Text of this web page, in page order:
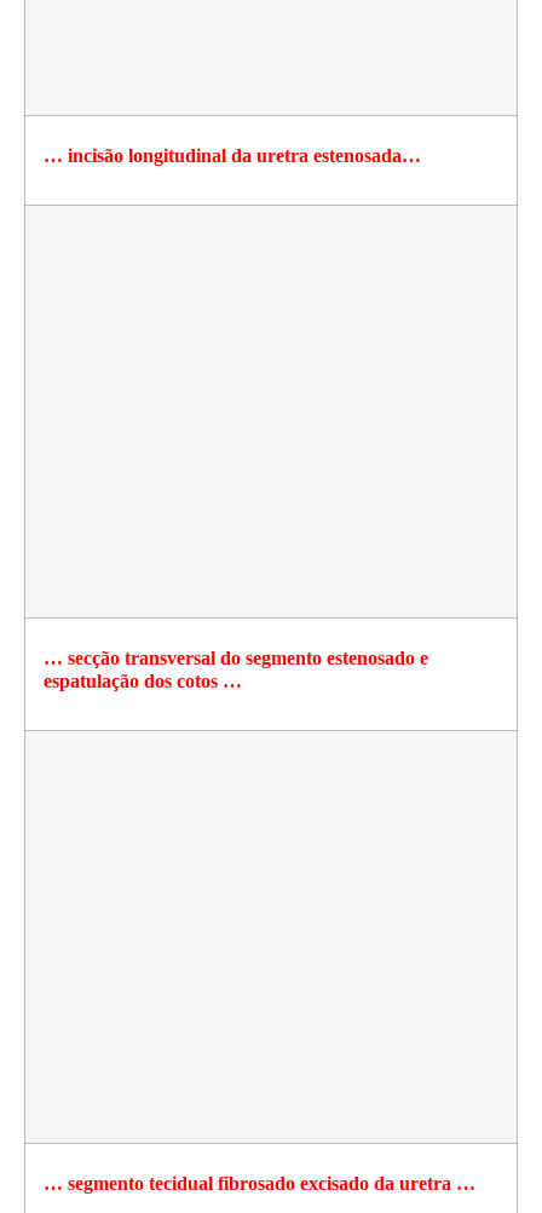
… incisão longitudinal da uretra estenosada…
… secção transversal do segmento estenosado e
espatulação dos cotos …
… segmento tecidual fibrosado excisado da uretra …